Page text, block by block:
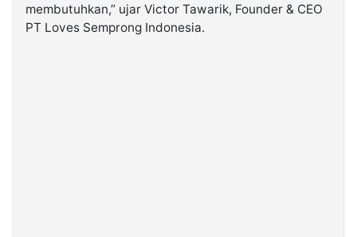
membutuhkan,” ujar Victor Tawarik, Founder & CEO
PT Loves Semprong Indonesia.